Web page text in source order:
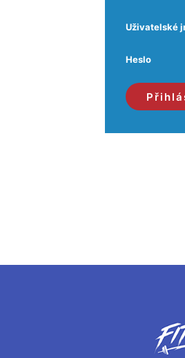
Uživatelské
Heslo